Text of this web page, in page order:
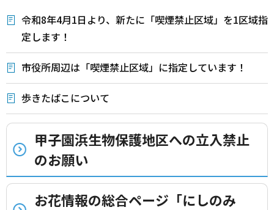
令和8年4月1日より、新たに「喫煙禁止区域」を1区域指
定します！
市役所周辺は「喫煙禁止区域」に指定しています！
歩きたばこについて
甲子園浜生物保護地区への立入禁止
のお願い
お花情報の総合ページ「にしのみ